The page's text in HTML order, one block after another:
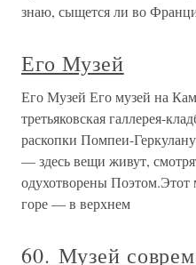
знаю, сыщется ли во
Его Музей
Его Музей Его музей на
третьяковская галлерея-
раскопки Помпеи-
— здесь вещи живут,
одухотворены
горе — в верхнем
60. Музей